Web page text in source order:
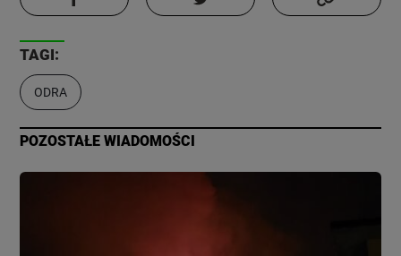
TAGI:
ODRA
POZOSTAŁE WIADOMOŚCI